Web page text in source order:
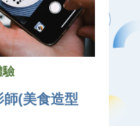
驗
(美食造型